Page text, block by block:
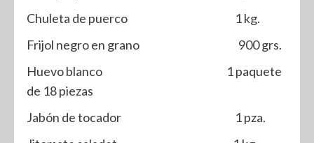
Chuleta de puerco 1 kg.
Frijol negro en grano 900 grs.
Huevo blanco 1 paquete
de 18 piezas
Jabón de tocador 1 pza.